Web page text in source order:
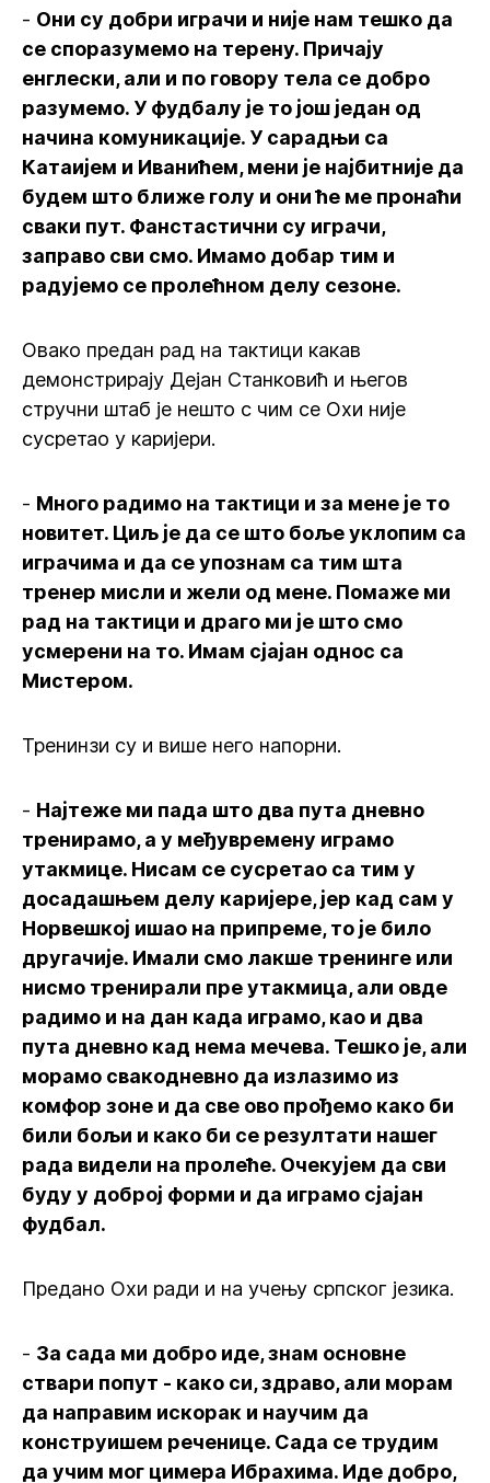
- Они су добри играчи и није нам тешко да
се споразумемо на терену. Причају
енглески, али и по говору тела се добро
разумемо. У фудбалу је то још један од
начина комуникације. У сарадњи са
Катаијем и Иванићем, мени је најбитније да
будем што ближе голу и они ће ме пронаћи
сваки пут. Фанстастични су играчи,
заправо сви смо. Имамо добар тим и
радујемо се пролећном делу сезоне.
Овако предан рад на тактици какав
демонстрирају Дејан Станковић и његов
стручни штаб је нешто с чим се Охи није
сусретао у каријери.
- Много радимо на тактици и за мене је то
новитет. Циљ је да се што боље уклопим са
играчима и да се упознам са тим шта
тренер мисли и жели од мене. Помаже ми
рад на тактици и драго ми је што смо
усмерени на то. Имам сјајан однос са
Мистером.
Тренинзи су и више него напорни.
- Најтеже ми пада што два пута дневно
тренирамо, а у међувремену играмо
утакмице. Нисам се сусретао са тим у
досадашњем делу каријере, јер кад сам у
Норвешкој ишао на припреме, то је било
другачије. Имали смо лакше тренинге или
нисмо тренирали пре утакмица, али овде
радимо и на дан када играмо, као и два
пута дневно кад нема мечева. Тешко је, али
морамо свакодневно да излазимо из
комфор зоне и да све ово прођемо како би
били бољи и како би се резултати нашег
рада видели на пролеће. Очекујем да сви
буду у доброј форми и да играмо сјајан
фудбал.
Предано Охи ради и на учењу српског језика.
- За сада ми добро иде, знам основне
ствари попут - како си, здраво, али морам
да направим искорак и научим да
конструишем реченице. Сада се трудим
да учим мог цимера Ибрахима. Иде добро,